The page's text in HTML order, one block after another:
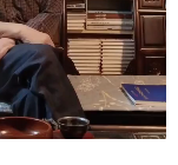
会展
悦读
上市公司